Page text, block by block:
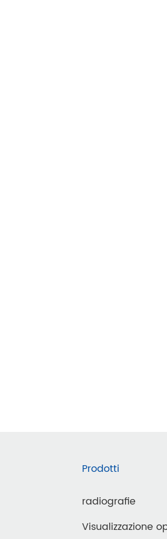
Prodotti
radiografie
Visualizzazione